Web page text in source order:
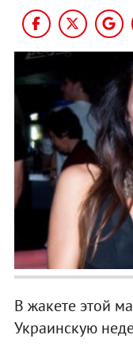
В жакете этой
Украинскую